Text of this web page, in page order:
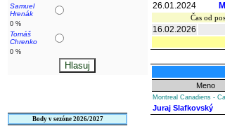
Samuel
Hrenák
0 %
Tomáš
Chrenko
0 %
Body v sezóne 2026/2027
26.01.2024
Čas od
16.02.2026
Meno
Montreal Canadiens -
Juraj Slafkovský